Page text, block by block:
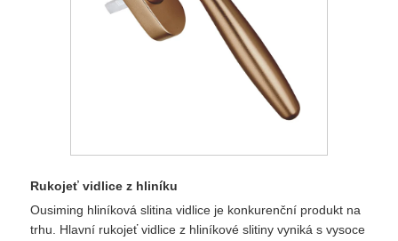
Rukojeť vidlice z hliníku
Ousiming hliníková slitina vidlice je konkurenční produkt na
trhu. Hlavní rukojeť vidlice z hliníkové slitiny vyniká s vysoce